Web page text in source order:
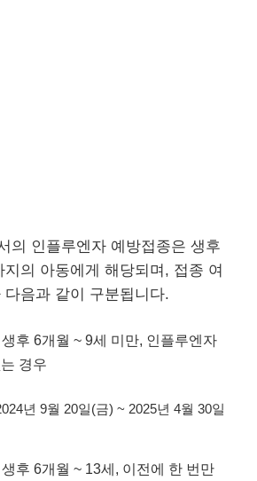
의 인플루엔자 예방접종은 생후
의 아동에게 해당되며, 접종 여
음과 같이 구분됩니다.
후 6개월 ~ 9세 미만, 인플루엔자
경우
년 9월 20일(금) ~ 2025년 4월 30일
후 6개월 ~ 13세, 이전에 한 번만